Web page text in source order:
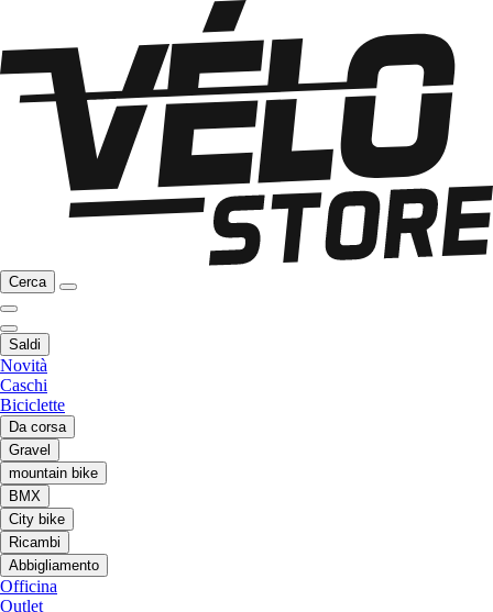
Cerca
Saldi
Novità
Caschi
Biciclette
Da corsa
Gravel
mountain bike
BMX
City bike
Ricambi
Abbigliamento
Officina
Outlet